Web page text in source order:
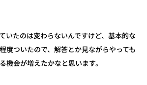
いたのは変わらないんですけど、基本的な
度ついたので、解答とか見ながらやっても
機会が増えたかなと思います。